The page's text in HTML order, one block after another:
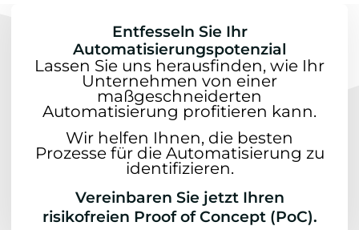
Entfesseln Sie Ihr
Automatisierungspotenzial
Lassen Sie uns herausfinden, wie Ihr
Unternehmen von einer
maßgeschneiderten
Automatisierung profitieren kann.
Wir helfen Ihnen, die besten
Prozesse für die Automatisierung zu
identifizieren.
Vereinbaren Sie jetzt Ihren
risikofreien Proof of Concept (PoC).